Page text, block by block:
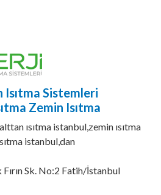
Isıtma Sistemleri
Zemin Isıtma
ısıtma istanbul,zemin ısıtma
istanbul,dan
Sk. No:2 Fatih/İstanbul